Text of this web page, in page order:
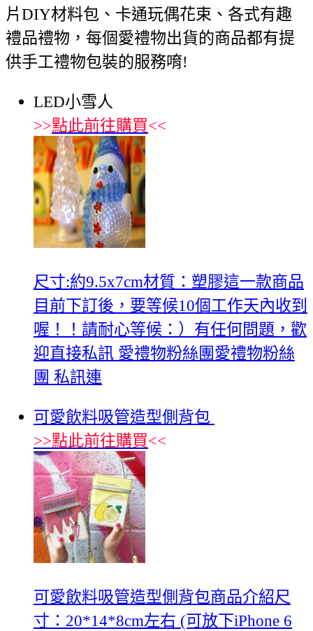
片DIY材料包、卡通玩偶花束、各式有趣
禮品禮物，每個愛禮物出貨的商品都有提
供手工禮物包裝的服務唷!
LED小雪人
>>點此前往購買<<
尺寸:約9.5x7cm材質：塑膠這一款商品
目前下訂後，要等候10個工作天內收到
喔！！請耐心等候：）有任何問題，歡
迎直接私訊 愛禮物粉絲團愛禮物粉絲
團 私訊連
可愛飲料吸管造型側背包
>>點此前往購買<<
可愛飲料吸管造型側背包商品介紹尺
寸：20*14*8cm左右 (可放下iPhone 6